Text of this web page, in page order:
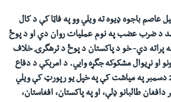
عاصم باجوه ډیوه ته ويلي وو په فاټا کې د کال
په ضد د ضرب عضب په نوم عملیات روان دي او د پوځ
پراته دي- خو د پاکستان د پوځ د ترهگرۍ خلاف
او نړیوال مشکوکه جگړه وايي. د امرېکې د دفاع
دسمبر په میاشت کې په خپل یو رپورټ کې ويلي
طالبانو ډلې، او په پاکستان، افغاستان،